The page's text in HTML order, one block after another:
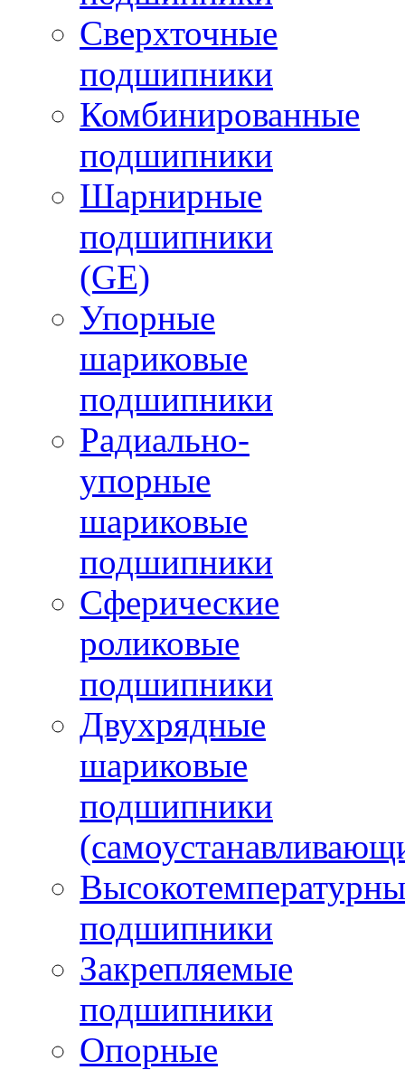
Сверхточные
подшипники
Комбинированные
подшипники
Шарнирные
подшипники
(GE)
Упорные
шариковые
подшипники
Радиально-
упорные
шариковые
подшипники
Сферические
роликовые
подшипники
Двухрядные
шариковые
подшипники
подшипники
Закрепляемые
подшипники
Опорные